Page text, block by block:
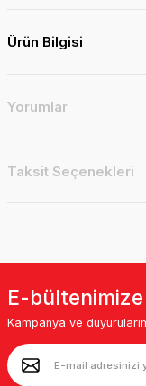
Ürün Bilgisi
Yorumlar
Taksit Seçenekleri
E-
Kampanya ve